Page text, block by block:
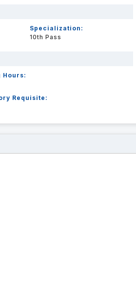
Specialization:
10th Pass
Hours:
Requisite: